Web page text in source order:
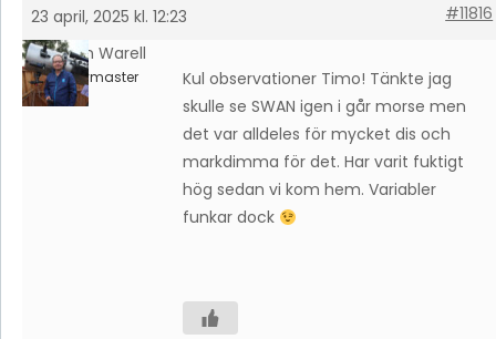
23 april, 2025 kl. 12:23
#11816
Johan Warell
Keymaster
Kul observationer Timo! Tänkte jag
skulle se SWAN igen i går morse men
det var alldeles för mycket dis och
markdimma för det. Har varit fuktigt
hög sedan vi kom hem. Variabler
funkar dock